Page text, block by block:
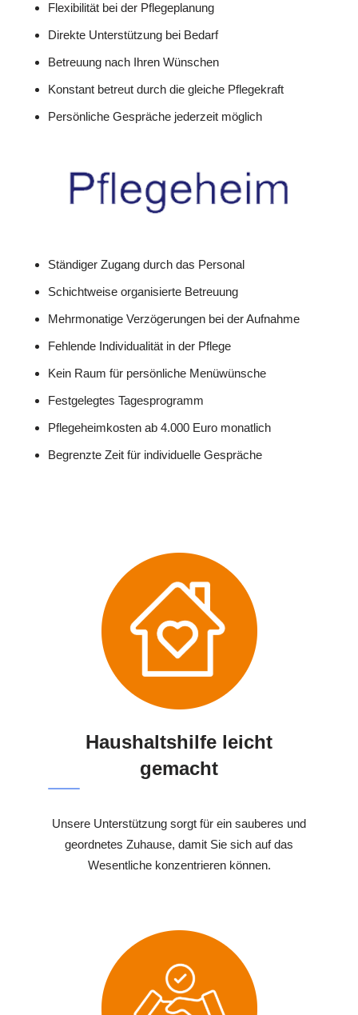
Flexibilität bei der Pflegeplanung
Direkte Unterstützung bei Bedarf
Betreuung nach Ihren Wünschen
Konstant betreut durch die gleiche Pflegekraft
Persönliche Gespräche jederzeit möglich
Ständiger Zugang durch das Personal
Schichtweise organisierte Betreuung
Mehrmonatige Verzögerungen bei der Aufnahme
Fehlende Individualität in der Pflege
Kein Raum für persönliche Menüwünsche
Festgelegtes Tagesprogramm
Pflegeheimkosten ab 4.000 Euro monatlich
Begrenzte Zeit für individuelle Gespräche
Haushaltshilfe leicht
gemacht
Unsere Unterstützung sorgt für ein sauberes und
geordnetes Zuhause, damit Sie sich auf das
Wesentliche konzentrieren können.